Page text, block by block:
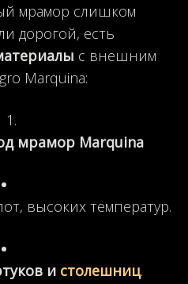
мрамор слишком
дорогой, есть
с внешним
Marquina:
мрамор Marquina
высоких температур.
и столешниц.